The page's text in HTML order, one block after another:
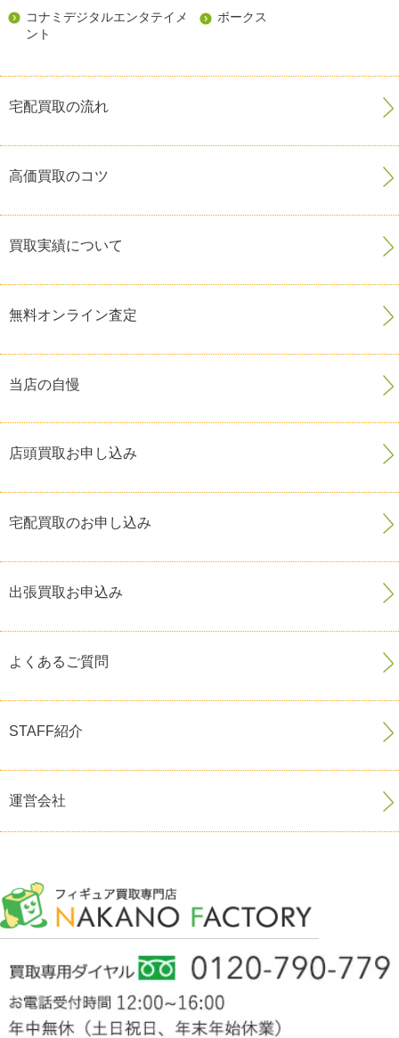
コナミデジタルエンタテイメ
ント
ボークス
宅配買取の流れ
高価買取のコツ
買取実績について
無料オンライン査定
当店の自慢
店頭買取お申し込み
宅配買取のお申し込み
出張買取お申込み
よくあるご質問
STAFF紹介
運営会社